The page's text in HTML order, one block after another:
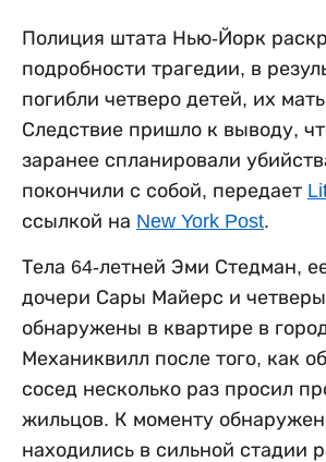
Полиция штата Нью-Йорк
подробности трагедии, в
погибли четверо детей, их
Следствие пришло к выводу,
заранее спланировали
покончили с собой, передает
ссылкой на New York Post.
Тела 64-летней Эми Стедман,
дочери Сары Майерс и
обнаружены в квартире в
Механиквилл после того, как
сосед несколько раз просил
жильцов. К моменту
находились в сильной стадии